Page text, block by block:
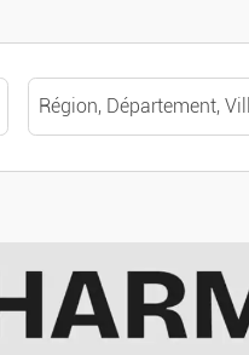
Effacer
Offres